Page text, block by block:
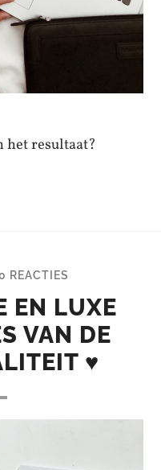
het resultaat?
REACTIES
EN LUXE
VAN DE
♥